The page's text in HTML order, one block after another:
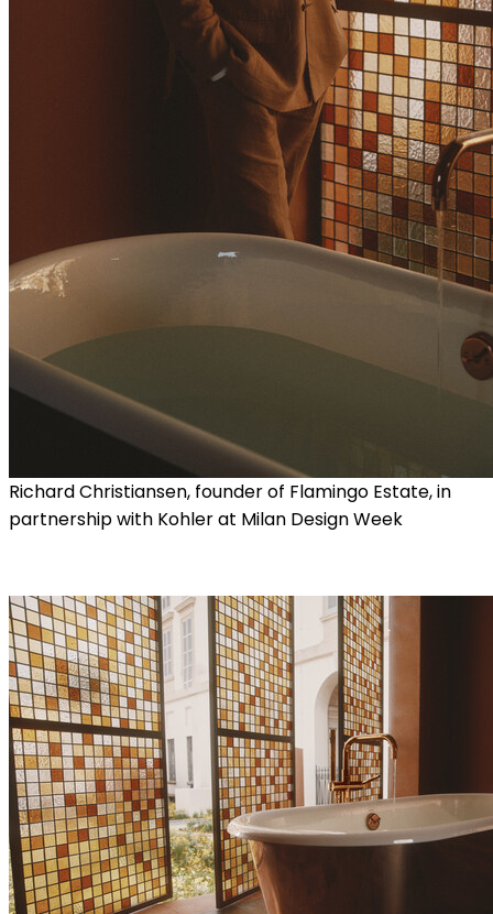
Richard Christiansen, founder of Flamingo Estate, in
partnership with Kohler at Milan Design Week